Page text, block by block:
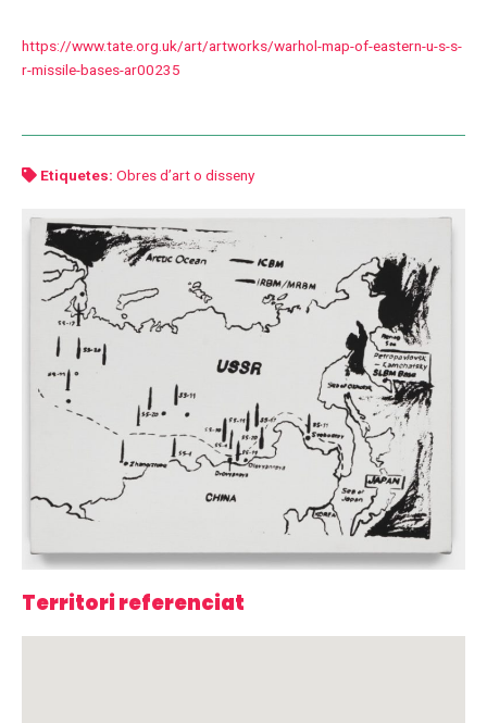
https://www.tate.org.uk/art/artworks/warhol-map-of-eastern-u-s-s-
r-missile-bases-ar00235
Etiquetes: Obres d’art o disseny
Territori referenciat